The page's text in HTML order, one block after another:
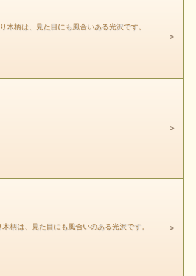
柄は、見た目にも風合いある光沢です。
柄は、見た目にも風合いのある光沢です。